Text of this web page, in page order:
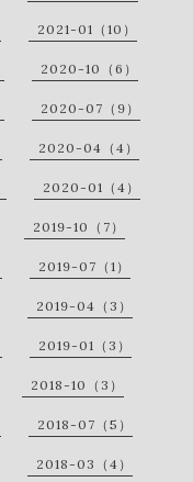
2021-01（10）
2020-10（6）
2020-07（9）
2020-04（4）
2020-01（4）
2019-10（7）
2019-07（1）
2019-04（3）
2019-01（3）
2018-10（3）
2018-07（5）
2018-03（4）